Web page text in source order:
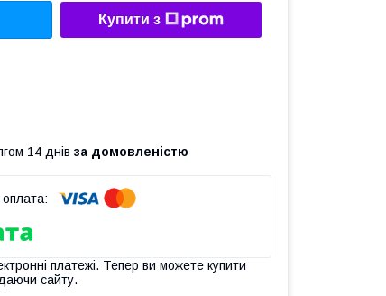
Купити з
14 днів за домовленістю
платежі. Тепер ви можете купити
сайту.